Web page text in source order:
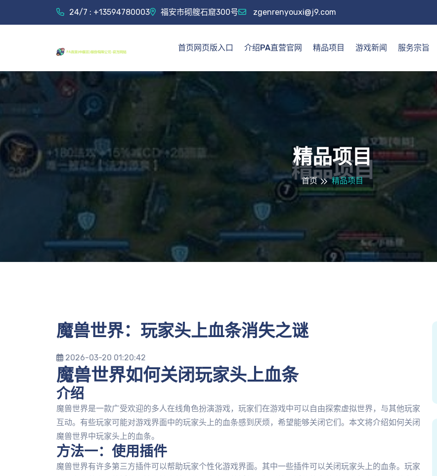
24/7 : +13594780003 福安市砌艘石窟300号 zgenrenyouxi@j9.com
首页网页版入口 介绍PA直营官网 精品项目 游戏新闻 服务宗旨
精品项目
首页 精品项目
魔兽世界：玩家头上血条消失之谜
2026-03-20 01:20:42
魔兽世界如何关闭玩家头上血条
介绍
魔兽世界是一款广受欢迎的多人在线角色扮演游戏，玩家们在游戏中可以自由探索虚拟世界，与其他玩家
互动。有些玩家可能对游戏界面中的玩家头上的血条感到厌烦，希望能够关闭它们。本文将介绍如何关闭
魔兽世界中玩家头上的血条。
方法一：使用插件
魔兽世界有许多第三方插件可以帮助玩家个性化游戏界面。其中一些插件可以关闭玩家头上的血条。玩家